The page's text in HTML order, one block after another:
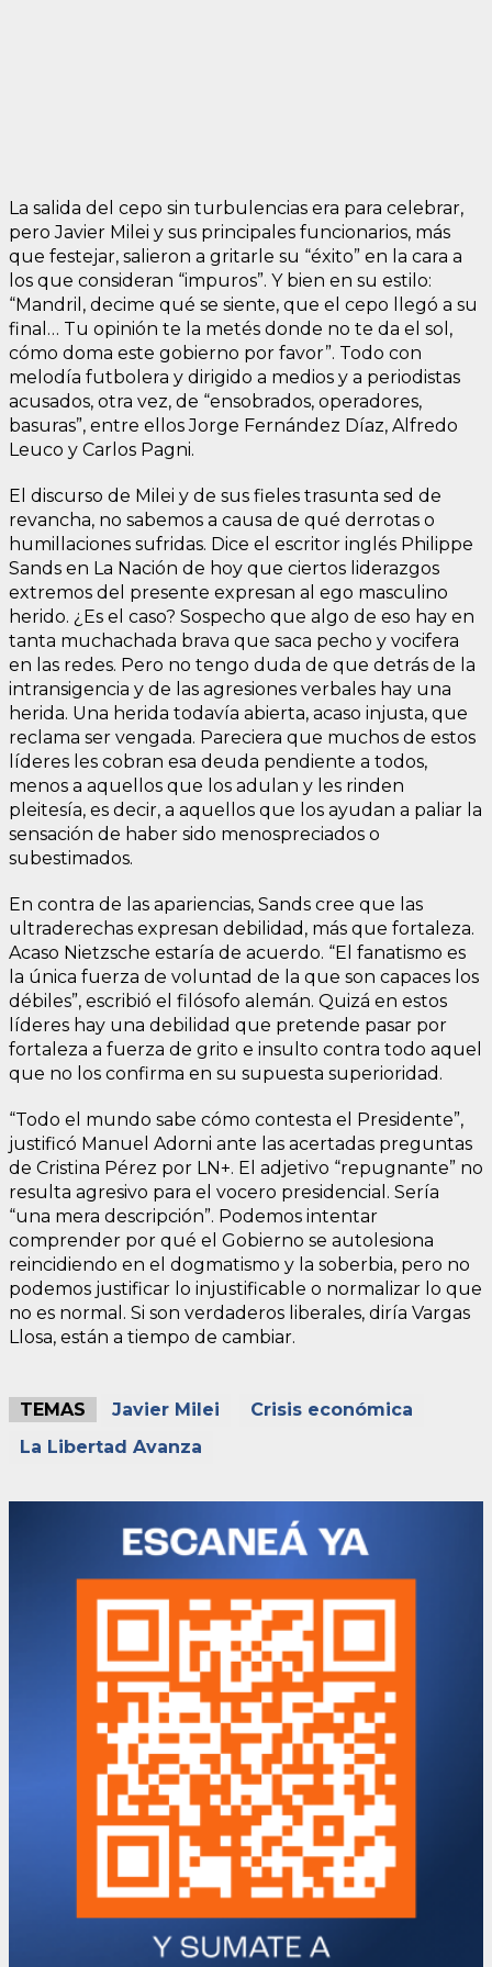
La salida del cepo sin turbulencias era para celebrar,
pero Javier Milei y sus principales funcionarios, más
que festejar, salieron a gritarle su “éxito” en la cara a
los que consideran “impuros”. Y bien en su estilo:
“Mandril, decime qué se siente, que el cepo llegó a su
final… Tu opinión te la metés donde no te da el sol,
cómo doma este gobierno por favor”. Todo con
melodía futbolera y dirigido a medios y a periodistas
acusados, otra vez, de “ensobrados, operadores,
basuras”, entre ellos Jorge Fernández Díaz, Alfredo
Leuco y Carlos Pagni.
El discurso de Milei y de sus fieles trasunta sed de
revancha, no sabemos a causa de qué derrotas o
humillaciones sufridas. Dice el escritor inglés Philippe
Sands en La Nación de hoy que ciertos liderazgos
extremos del presente expresan al ego masculino
herido. ¿Es el caso? Sospecho que algo de eso hay en
tanta muchachada brava que saca pecho y vocifera
en las redes. Pero no tengo duda de que detrás de la
intransigencia y de las agresiones verbales hay una
herida. Una herida todavía abierta, acaso injusta, que
reclama ser vengada. Pareciera que muchos de estos
líderes les cobran esa deuda pendiente a todos,
menos a aquellos que los adulan y les rinden
pleitesía, es decir, a aquellos que los ayudan a paliar la
sensación de haber sido menospreciados o
subestimados.
En contra de las apariencias, Sands cree que las
ultraderechas expresan debilidad, más que fortaleza.
Acaso Nietzsche estaría de acuerdo. “El fanatismo es
la única fuerza de voluntad de la que son capaces los
débiles”, escribió el filósofo alemán. Quizá en estos
líderes hay una debilidad que pretende pasar por
fortaleza a fuerza de grito e insulto contra todo aquel
que no los confirma en su supuesta superioridad.
“Todo el mundo sabe cómo contesta el Presidente”,
justificó Manuel Adorni ante las acertadas preguntas
de Cristina Pérez por LN+. El adjetivo “repugnante” no
resulta agresivo para el vocero presidencial. Sería
“una mera descripción”. Podemos intentar
comprender por qué el Gobierno se autolesiona
reincidiendo en el dogmatismo y la soberbia, pero no
podemos justificar lo injustificable o normalizar lo que
no es normal. Si son verdaderos liberales, diría Vargas
Llosa, están a tiempo de cambiar.
TEMAS Javier Milei
Crisis económica
La Libertad Avanza